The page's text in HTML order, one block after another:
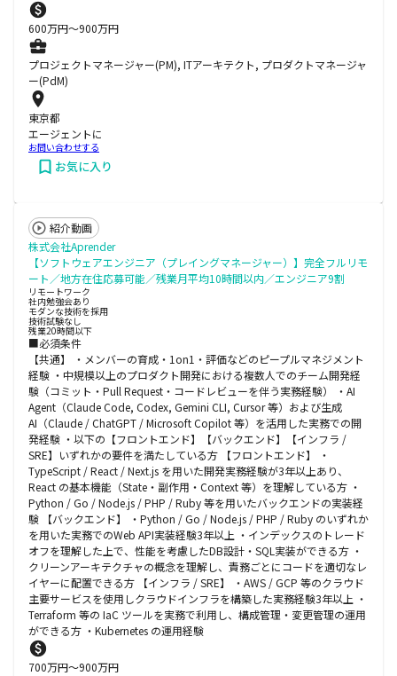
600万円〜900万円
プロジェクトマネージャー(PM), ITアーキテクト, プロダクトマネージャ
ー(PdM)
東京都
エージェントに
お問い合わせする
お気に入り
紹介動画
株式会社Aprender
【ソフトウェアエンジニア（プレイングマネージャー）】完全フルリモ
ート／地方在住応募可能／残業月平均10時間以内／エンジニア9割
リモートワーク
社内勉強会あり
モダンな技術を採用
技術試験なし
残業20時間以下
■必須条件
【共通】 ・メンバーの育成・1on1・評価などのピープルマネジメント
経験 ・中規模以上のプロダクト開発における複数人でのチーム開発経
験（コミット・Pull Request・コードレビューを伴う実務経験） ・AI
Agent（Claude Code, Codex, Gemini CLI, Cursor 等）および生成
AI（Claude / ChatGPT / Microsoft Copilot 等）を活用した実務での開
発経験 ・以下の【フロントエンド】【バックエンド】【インフラ /
SRE】いずれかの要件を満たしている方 【フロントエンド】 ・
TypeScript / React / Next.js を用いた開発実務経験が3年以上あり、
React の基本機能（State・副作用・Context 等）を理解している方 ・
Python / Go / Node.js / PHP / Ruby 等を用いたバックエンドの実装経
験 【バックエンド】 ・Python / Go / Node.js / PHP / Ruby のいずれか
を用いた実務でのWeb API実装経験3年以上 ・インデックスのトレード
オフを理解した上で、性能を考慮したDB設計・SQL実装ができる方 ・
クリーンアーキテクチャの概念を理解し、責務ごとにコードを適切なレ
イヤーに配置できる方 【インフラ / SRE】 ・AWS / GCP 等のクラウド
主要サービスを使用しクラウドインフラを構築した実務経験3年以上 ・
Terraform 等の IaC ツールを実務で利用し、構成管理・変更管理の運用
ができる方 ・Kubernetes の運用経験
700万円〜900万円